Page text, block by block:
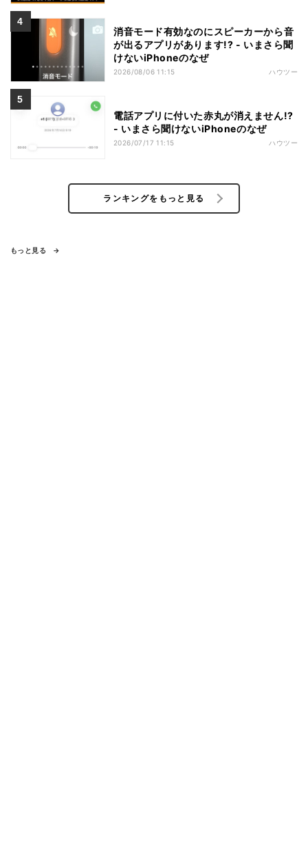
消音モード有効なのにスピーカーから音
が出るアプリがあります!? - いまさら聞
けないiPhoneのなぜ
2026/08/06 11:15 ハウツー
電話アプリに付いた赤丸が消えません!?
- いまさら聞けないiPhoneのなぜ
2026/07/17 11:15 ハウツー
ランキングをもっと見る
もっと見る